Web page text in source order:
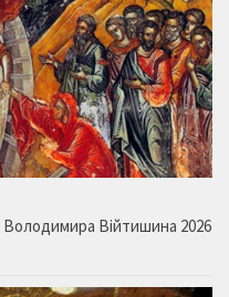
Війтишина 2026